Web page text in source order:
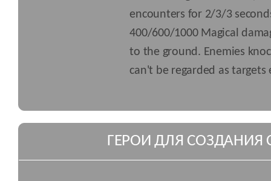
encounters for 2/3/3
400/600/1000 Magical
to the ground. Enemies
can't be regarded as targets
ГЕРОИ ДЛЯ СОЗДАНИЯ